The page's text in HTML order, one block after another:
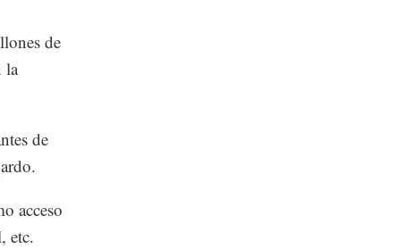
de
la
de
acceso
etc.